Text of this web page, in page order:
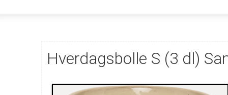
Hverdagsbolle S (3 dl)